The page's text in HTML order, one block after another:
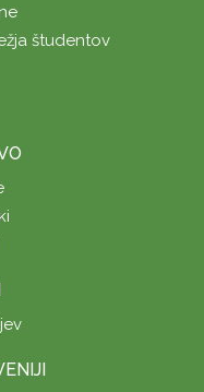
študentov